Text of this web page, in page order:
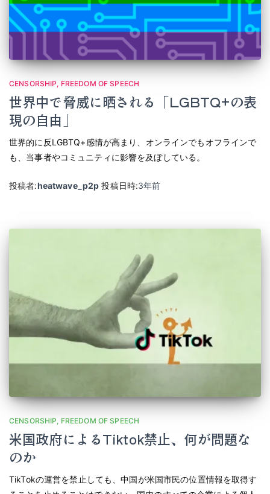
CENSORSHIP FREEDOM OF SPEECH
世界中で脅威に晒される「LGBTQ+の表
現の自由」
世界的に反LGBTQ+感情が高まり、オンラインでもオフラインで
も、当事者やコミュニティに影響を及ぼしている。
投稿者:heatwave_p2p 投稿日時:3年前
CENSORSHIP FREEDOM OF SPEECH
米国政府によるTiktok禁止、何が問題な
のか
TikTokの運営を禁止しても、中国が米国市民の位置情報を取得す